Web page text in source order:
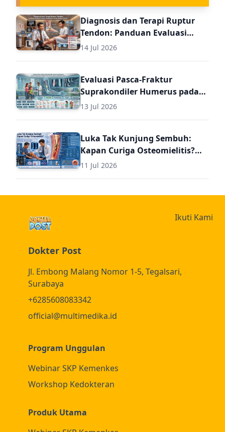
Diagnosis dan Terapi Ruptur
Tendon: Panduan Evaluasi
Pasca Perbaikan untuk Dokter
14 Jul 2026
Evaluasi Pasca-Fraktur
Suprakondiler Humerus pada
Anak: Panduan Komprehensif
13 Jul 2026
Luka Tak Kunjung Sembuh:
Kapan Curiga Osteomielitis?
Panduan Komprehensif
Umum (Termasuk Dosis Obat
11 Jul 2026
Dokter Post
Jl. Embong Malang Nomor 1-5, Tegalsari,
Surabaya
+6285608083342
official@multimedika.id
Program Unggulan
Webinar SKP Kemenkes
Workshop Kedokteran
Produk Utama
Ikuti Kami